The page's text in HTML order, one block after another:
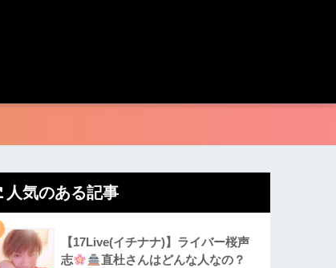
人気のある記事
【17Live(イチナナ)】ライバー桜声
志
直杜さんはどんな人なの？